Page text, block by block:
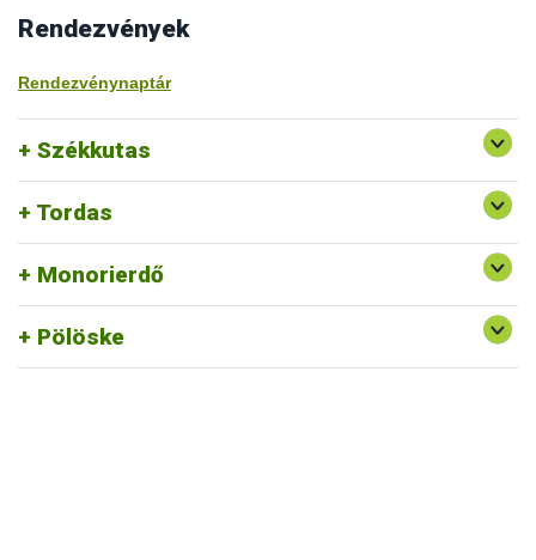
Rendezvények
Rendezvénynaptár
Székkutas
Tordas
Monorierdő
Pölöske